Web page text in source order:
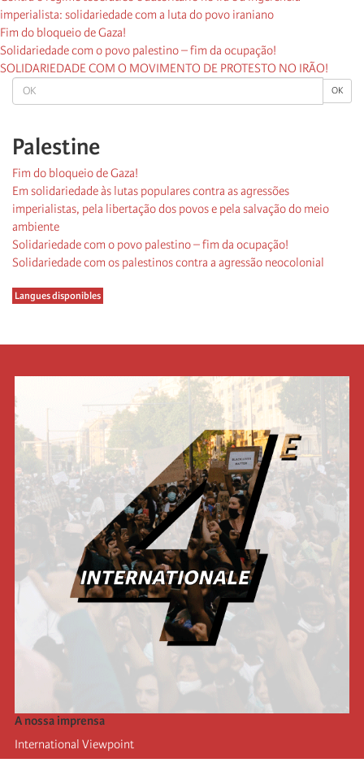
OK OK
Palestine
Fim do bloqueio de Gaza!
Em solidariedade às lutas populares contra as agressões
imperialistas, pela libertação dos povos e pela salvação do meio
ambiente
Solidariedade com o povo palestino – fim da ocupação!
Solidariedade com os palestinos contra a agressão neocolonial
Langues disponibles
imperialista: solidariedade com a luta do povo iraniano
Fim do bloqueio de Gaza!
Solidariedade com o povo palestino – fim da ocupação!
SOLIDARIEDADE COM O MOVIMENTO DE PROTESTO NO IRÃO!
A nossa imprensa
International Viewpoint